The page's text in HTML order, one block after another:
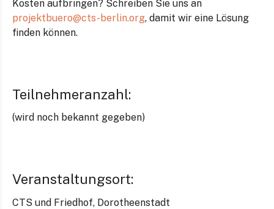
Kosten aufbringen? Schreiben Sie uns an
projektbuero@cts-berlin.org, damit wir eine Lösung
finden können.
Teilnehmeranzahl:
(wird noch bekannt gegeben)
Veranstaltungsort:
CTS und Friedhof, Dorotheenstadt